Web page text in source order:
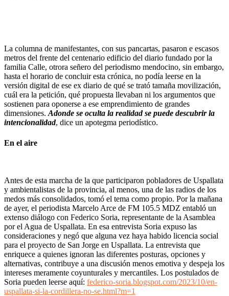
La columna de manifestantes, con sus pancartas, pasaron e escasos
metros del frente del centenario edificio del diario fundado por la
familia Calle, otrora señero del periodismo mendocino, sin embargo,
hasta el horario de concluir esta crónica, no podía leerse en la
versión digital de ese ex diario de qué se trató tamaña movilización,
cuál era la petición, qué propuesta llevaban ni los argumentos que
sostienen para oponerse a ese emprendimiento de grandes
dimensiones.Adonde se oculta la realidad se puede descubrir la
intencionalidad, dice un apotegma periodístico.
En el aire
Antes de esta marcha de la que participaron pobladores de Uspallata
y ambientalistas de la provincia, al menos, una de las radios de los
medos más consolidados, tomó el tema como propio. Por la mañana
de ayer, el periodista Marcelo Arce de FM 105.5 MDZ entabló un
extenso diálogo con Federico Soria, representante de la Asamblea
por el Agua de Uspallata. En esa entrevista Soria expuso las
consideraciones y negó que alguna vez haya habido licencia social
para el proyecto de San Jorge en Uspallata. La entrevista que
enriquece a quienes ignoran las diferentes posturas, opciones y
alternativas, contribuye a una discusión menos emotiva y despeja los
intereses meramente coyunturales y mercantiles. Los postulados de
Soria pueden leerse aquí: federico-soria.blogspot.com/2023/10/en-
uspallata-si-la-cordillera-no-se.html?m=1